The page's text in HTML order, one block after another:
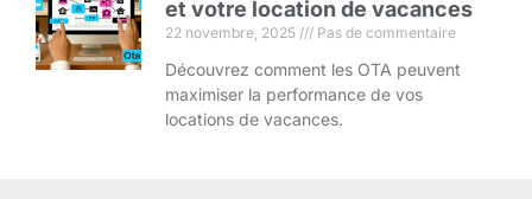
et votre location de vacances
22 novembre, 2025 Pas de commentaire
Découvrez comment les OTA peuvent
maximiser la performance de vos
locations de vacances.